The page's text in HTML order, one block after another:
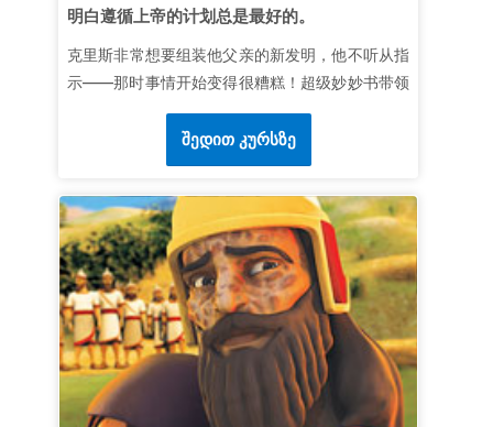
明白遵循上帝的计划总是最好的。
克里斯非常想要组装他父亲的新发明，他不听从指
示——那时事情开始变得很糟糕！超级妙妙书带领
克里斯，乔伊和吉宝来到古代希伯伦。在那里，亚
伯拉罕告诉他的仆人以利以谢如何为他的儿子以撒
寻找妻子。见证以利以谢如何前往远方，通过服从
和祈祷找到了对的人——利百加。孩子们明白遵循
上帝的计划总是最好的。
第一课上帝给人智慧
超级真理：上帝将给我智慧。
超级经文：“在你一切所行的事上都要认定他，他
必指引你的路。” 箴言 3:6 ( 和合本)
第二课抵挡诱惑
შედით კურსზე